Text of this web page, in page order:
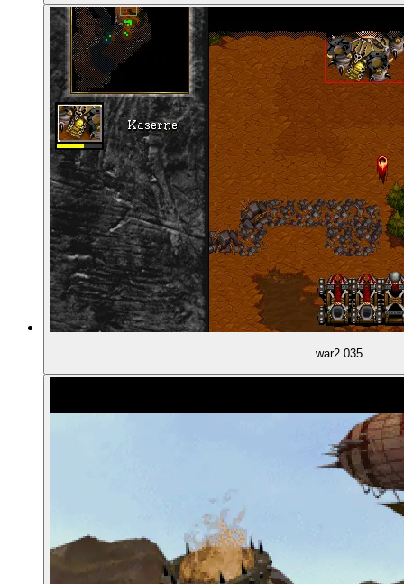
00:53:28 Ein Verkaufsschlager
00:54:47 Die Hintergrundgeschichte von Warcraft 1 und 2
00:57:00 Zwei Fraktionen, zwei Perspektiven
00:58:26 Warcraft 2: Allianz gegen Horde
01:01:17 Die Kampagne als Karriere
01:03:23 Rangaufstiege
Persönlichkeiten sind noch Mangelware
01:04:49 Missionstypen und Aufgaben
Was passiert in den Kampagnen? Horde ...
... und Allianz
Eine Beispiel-Mission: "Bestrafung der Alterac-
war2 035